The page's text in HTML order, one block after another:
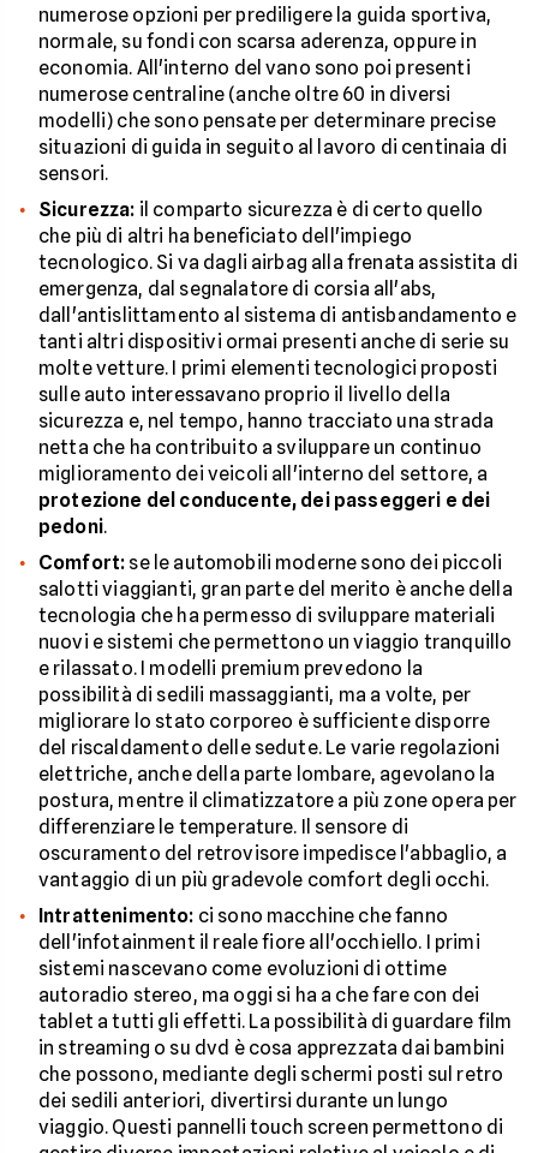
numerose opzioni per prediligere la guida sportiva,
normale, su fondi con scarsa aderenza, oppure in
economia. All'interno del vano sono poi presenti
numerose centraline (anche oltre 60 in diversi
modelli) che sono pensate per determinare precise
situazioni di guida in seguito al lavoro di centinaia di
sensori.
Sicurezza: il comparto sicurezza è di certo quello
che più di altri ha beneficiato dell'impiego
tecnologico. Si va dagli airbag alla frenata assistita di
emergenza, dal segnalatore di corsia all'abs,
dall'antislittamento al sistema di antisbandamento e
tanti altri dispositivi ormai presenti anche di serie su
molte vetture. I primi elementi tecnologici proposti
sulle auto interessavano proprio il livello della
sicurezza e, nel tempo, hanno tracciato una strada
netta che ha contribuito a sviluppare un continuo
miglioramento dei veicoli all'interno del settore, a
protezione del conducente, dei passeggeri e dei
pedoni.
Comfort: se le automobili moderne sono dei piccoli
salotti viaggianti, gran parte del merito è anche della
tecnologia che ha permesso di sviluppare materiali
nuovi e sistemi che permettono un viaggio tranquillo
e rilassato. I modelli premium prevedono la
possibilità di sedili massaggianti, ma a volte, per
migliorare lo stato corporeo è sufficiente disporre
del riscaldamento delle sedute. Le varie regolazioni
elettriche, anche della parte lombare, agevolano la
postura, mentre il climatizzatore a più zone opera per
differenziare le temperature. Il sensore di
oscuramento del retrovisore impedisce l'abbaglio, a
vantaggio di un più gradevole comfort degli occhi.
Intrattenimento: ci sono macchine che fanno
dell'infotainment il reale fiore all'occhiello. I primi
sistemi nascevano come evoluzioni di ottime
autoradio stereo, ma oggi si ha a che fare con dei
tablet a tutti gli effetti. La possibilità di guardare film
in streaming o su dvd è cosa apprezzata dai bambini
che possono, mediante degli schermi posti sul retro
dei sedili anteriori, divertirsi durante un lungo
viaggio. Questi pannelli touch screen permettono di